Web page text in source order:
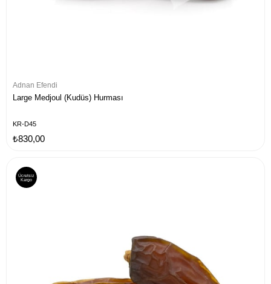
Adnan Efendi
Large Medjoul (Kudüs) Hurması
KR-D45
₺830,00
Ücretsiz
Kargo